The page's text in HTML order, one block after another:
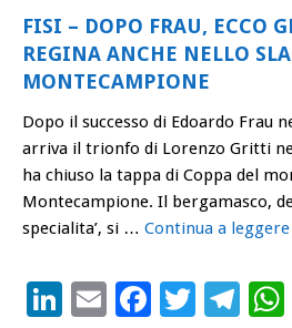
FISI – DOPO FRAU, ECCO
REGINA ANCHE NELLO
MONTECAMPIONE
Dopo il successo di Edoardo Frau
arriva il trionfo di Lorenzo Gritti
ha chiuso la tappa di Coppa del
Montecampione. Il bergamasco,
specialita’, si … Continua a leggere
LinkedIn
Email